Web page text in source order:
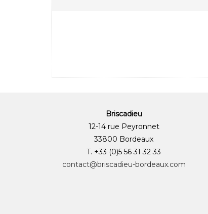
Briscadieu
12-14 rue Peyronnet
33800 Bordeaux
T. +33 (0)5 56 31 32 33
contact@briscadieu-bordeaux.com